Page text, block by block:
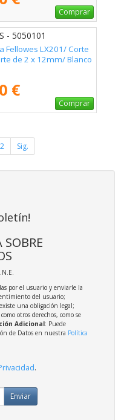
Comprar
- 5050101
Fellowes LX201/ Corte
de 2 x 12mm/ Blanco
€
Comprar
Sig.
por el usuario y enviarle la
del usuario;
una obligación legal;
otros derechos, como se
Adicional: Puede
de Datos en nuestra Política
.
Enviar